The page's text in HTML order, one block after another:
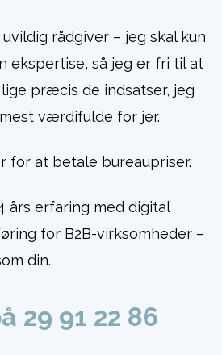
rådgiver – jeg skal kun
ekspertise, så jeg er fri til at
præcis de indsatser, jeg
værdifulde for jer.
for at betale bureaupriser.
års erfaring med digital
for B2B-virksomheder –
din.
29 91 22 86